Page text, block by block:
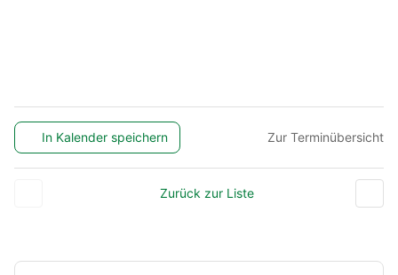
In Kalender speichern Zur Terminübersicht
Zurück zur Liste